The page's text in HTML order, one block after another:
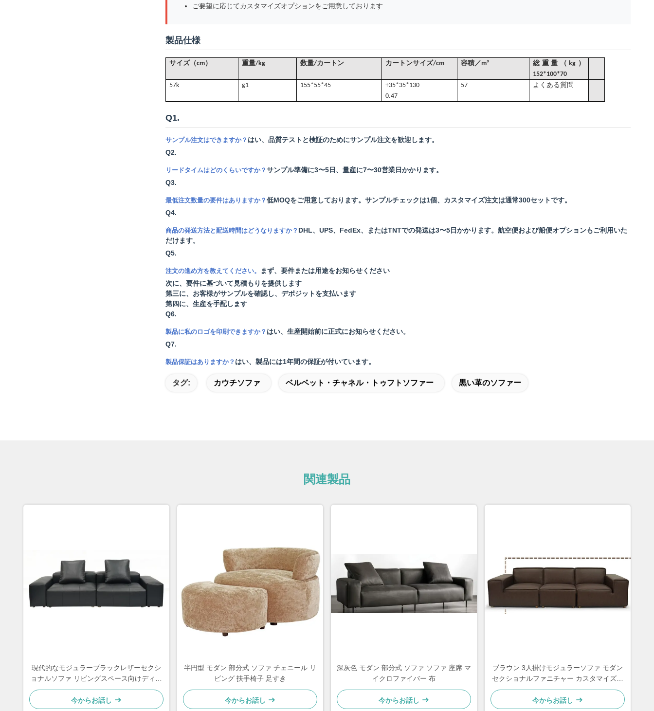
ご要望に応じてカスタマイズオプションをご用意しております
製品仕様
サイズ（cm） 重量/kg 数量/カートン カートンサイズ/cm 容積／ m³
総重量（kg）
152*100*70
57k
g1 155*55*45
+35*35*130
0.47
57 よくある質問
Q1.
サンプル注文はできますか？ はい、品質テストと検証のためにサンプル注文を歓迎します。
Q2.
リードタイムはどのくらいですか？ サンプル準備に3〜5日、量産に7〜30営業日かかります。
Q3.
最低注文数量の要件はありますか？ 低MOQをご用意しております。サンプルチェックは1個、カスタマイズ注文は通常300セットです。
Q4.
商品の発送方法と配送時間はどうなりますか？ DHL、UPS、FedEx、またはTNTでの発送は3〜5日かかります。航空便および船便オプションもご利用いた
だけます。
Q5.
注文の進め方を教えてください。
まず、要件または用途をお知らせください
次に、要件に基づいて見積もりを提供します
第三に、お客様がサンプルを確認し、デポジットを支払います
第四に、生産を手配します
Q6.
製品に私のロゴを印刷できますか？ はい、生産開始前に正式にお知らせください。
Q7.
製品保証はありますか？ はい、製品には1年間の保証が付いています。
タグ: カウチソファ ベルベット・チャネル・トゥフトソファー 黒い革のソファー
関連製品
現代的なモジュラーブラックレザーセクシ
ョナルソファ リビングスペース向けディー
プシーティング
今からお話し
半円型 モダン 部分式 ソファ チェニール リ
ビング 扶手椅子 足すき
今からお話し
深灰色 モダン 部分式 ソファ ソファ 座席 マ
イクロファイバー 布
今からお話し
ブラウン 3人掛けモジュラーソファ モダン
セクショナルファニチャー カスタマイズ可
能
今からお話し